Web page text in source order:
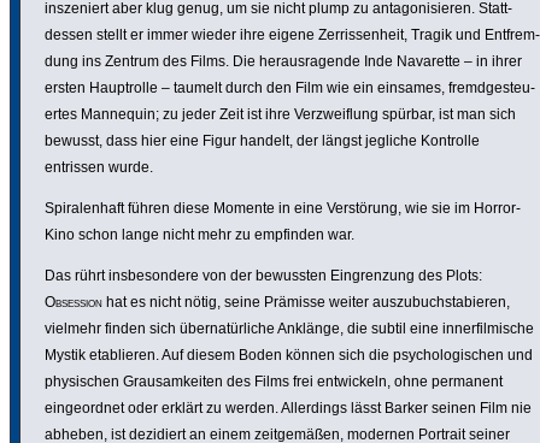
insze­niert aber klug genug, um sie nicht plump zu antago­ni­sieren. Statt­
dessen stellt er immer wieder ihre eigene Zerris­sen­heit, Tragik und Entfrem­
dung ins Zentrum des Films. Die heraus­ra­gende Inde Navarette – in ihrer
ersten Haupt­rolle – taumelt durch den Film wie ein einsames, fremd­ge­steu­
ertes Mannequin; zu jeder Zeit ist ihre Verzweif­lung spürbar, ist man sich
bewusst, dass hier eine Figur handelt, der längst jegliche Kontrolle
entrissen wurde.
Spira­len­haft führen diese Momente in eine Vers­törung, wie sie im Horror-
Kino schon lange nicht mehr zu empfinden war.
Das rührt insbe­son­dere von der bewussten Eingren­zung des Plots:
Obsession hat es nicht nötig, seine Prämisse weiter auszu­buch­sta­bieren,
vielmehr finden sich über­na­tür­liche Anklänge, die subtil eine inner­fil­mi­sche
Mystik etablieren. Auf diesem Boden können sich die psycho­lo­gi­schen und
physi­schen Grau­sam­keiten des Films frei entwi­ckeln, ohne permanent
einge­ordnet oder erklärt zu werden. Aller­dings lässt Barker seinen Film nie
abheben, ist dezidiert an einem zeit­ge­mäßen, modernen Portrait seiner